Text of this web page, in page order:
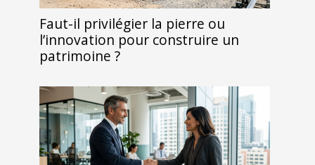
Faut-il privilégier la pierre ou
l’innovation pour construire un
patrimoine ?